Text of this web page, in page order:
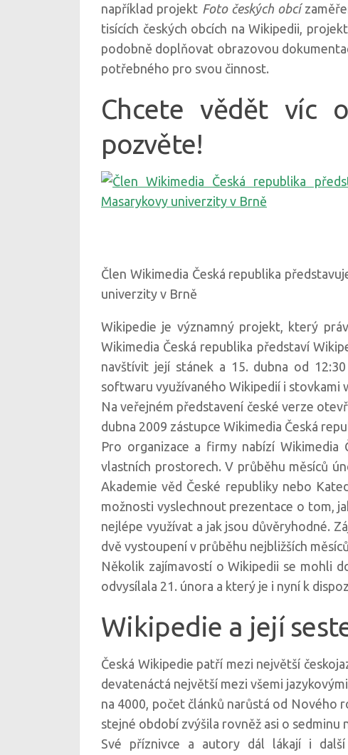
například projekt Foto českých obcí
tisících českých obcích na Wikipedii, projekt
podobně doplňovat obrazovou
potřebného pro svou činnost.
Chcete vědět víc
pozvěte!
Člen Wikimedia Česká republika
univerzity v Brně
Wikipedie je významný projekt, který
Wikimedia Česká republika představí
navštívit její stánek a 15. dubna od
softwaru využívaného Wikipedií i stovkami
Na veřejném představení české verze
dubna 2009 zástupce Wikimedia Česká
Pro organizace a firmy nabízí Wikimedia
vlastních prostorech. V průběhu měsíců
Akademie věd České republiky nebo
možnosti vyslechnout prezentace o tom,
nejlépe využívat a jak jsou důvěryhodné.
dvě vystoupení v průběhu nejbližších
Několik zajímavostí o Wikipedii se mohli
odvysílala 21. února a který je i nyní k
Wikipedie a její
Česká Wikipedie patří mezi největší
devatenáctá největší mezi všemi
na 4000, počet článků narůstá od Nového
stejné období zvýšila rovněž asi o sedminu
Své příznivce a autory dál lákají i další